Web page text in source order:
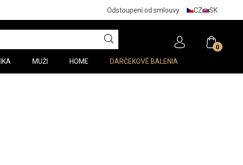
Odstoupení od smlouvy CZ SK
0
MUŽI HOME DARČEKOVÉ BALENIA